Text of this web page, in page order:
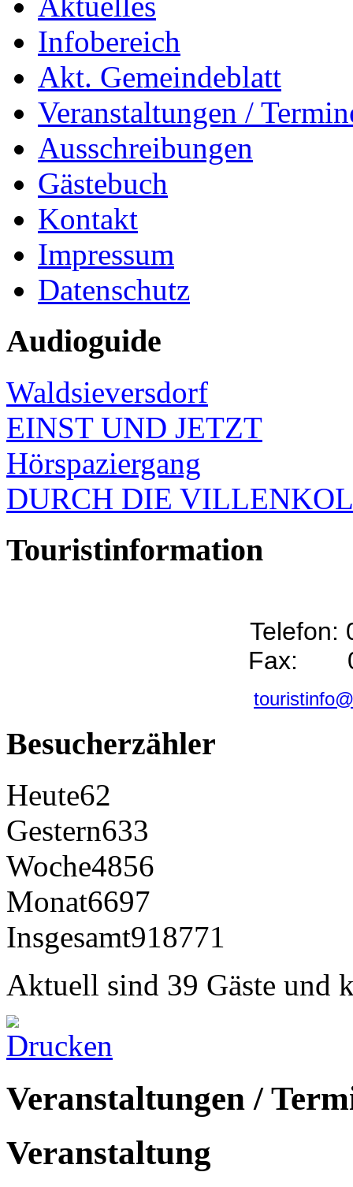
Infobereich
Akt. Gemeindeblatt
Veranstaltungen /
Ausschreibungen
Gästebuch
Kontakt
Impressum
Datenschutz
Audioguide
Waldsieversdorf
EINST UND JETZT
Hörspaziergang
DURCH DIE
Touristinformation
Telefon:
Fax:
Besucherzähler
Heute62
Gestern633
Woche4856
Monat6697
Insgesamt918771
Aktuell sind 39 Gäste und
Veranstaltungen /
Veranstaltung